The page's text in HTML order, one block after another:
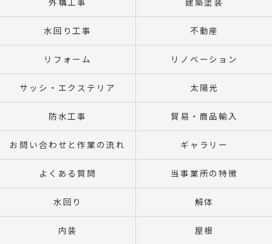
外構工事 建築塗装
水回り工事 不動産
リフォーム リノベーション
サッシ・エクステリア 太陽光
防水工事 貿易・商品輸入
お問い合わせと作業の流れ ギャラリー
よくある質問 当事業所の特徴
水回り 解体
内装 屋根